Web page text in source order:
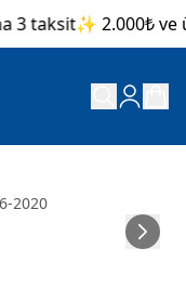
3 taksit✨ 2.000₺ ve
2020